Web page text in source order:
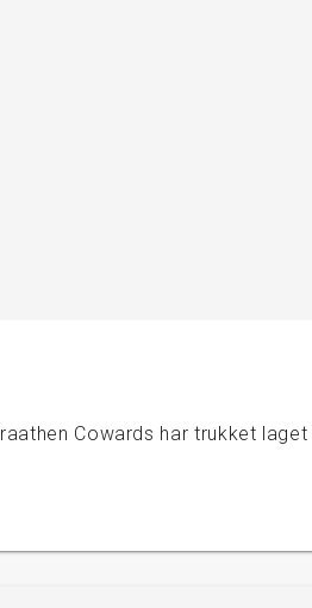
Cowards har trukket laget